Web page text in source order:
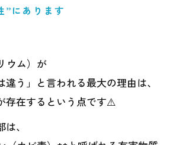
”にあります
ウム）が
違う」と言われる最大の理由は、
存在するという点です⚠️
、